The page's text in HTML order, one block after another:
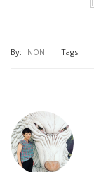
By: NON Tags: